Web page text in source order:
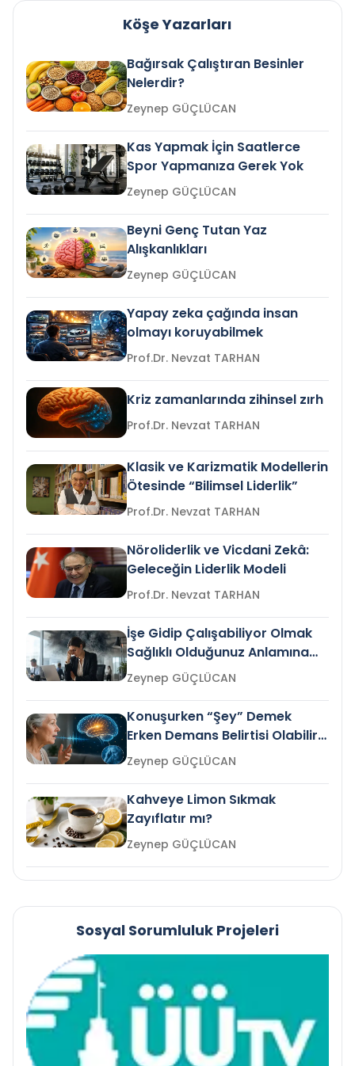
Köşe Yazarları
Bağırsak Çalıştıran Besinler
Nelerdir?
Zeynep GÜÇLÜCAN
Kas Yapmak İçin Saatlerce
Spor Yapmanıza Gerek Yok
Zeynep GÜÇLÜCAN
Beyni Genç Tutan Yaz
Alışkanlıkları
Zeynep GÜÇLÜCAN
Yapay zeka çağında insan
olmayı koruyabilmek
Prof.Dr. Nevzat TARHAN
Kriz zamanlarında zihinsel zırh
Prof.Dr. Nevzat TARHAN
Klasik ve Karizmatik Modellerin
Ötesinde “Bilimsel Liderlik”
Prof.Dr. Nevzat TARHAN
Nöroliderlik ve Vicdani Zekâ:
Geleceğin Liderlik Modeli
Prof.Dr. Nevzat TARHAN
İşe Gidip Çalışabiliyor Olmak
Sağlıklı Olduğunuz Anlamına
Gelir mi?Zeynep GÜÇLÜCAN
Konuşurken “Şey” Demek
Erken Demans Belirtisi Olabilir
mi?
Zeynep GÜÇLÜCAN
Kahveye Limon Sıkmak
Zayıflatır mı?
Zeynep GÜÇLÜCAN
Sosyal Sorumluluk Projeleri